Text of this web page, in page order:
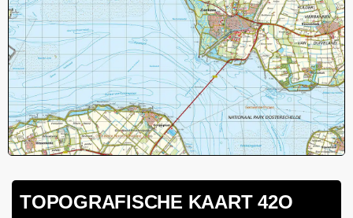
TOPOGRAFISCHE KAART 42O